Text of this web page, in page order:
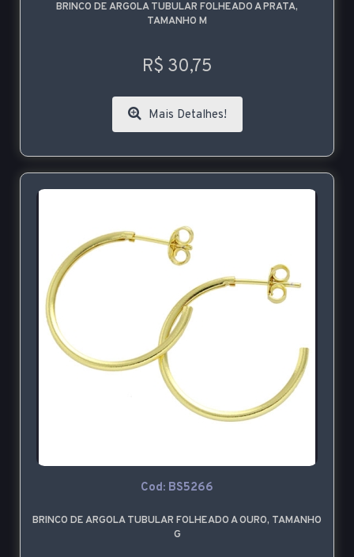
BRINCO DE ARGOLA TUBULAR FOLHEADO A PRATA,
TAMANHO M
R$ 30,75
Mais Detalhes!
Cod: BS5266
BRINCO DE ARGOLA TUBULAR FOLHEADO A OURO, TAMANHO
G